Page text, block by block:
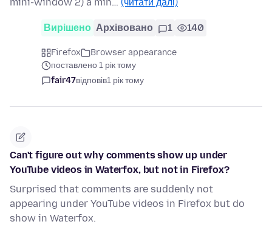
mini-window 2) a min… (читати далі)
Вирішено Архівовано 1 140
Firefox
Browser appearance
поставлено 1 рік тому
fair47відповів1 рік тому
Can't figure out why comments show up under
YouTube videos in Waterfox, but not in Firefox?
Surprised that comments are suddenly not
appearing under YouTube videos in Firefox but do
show in Waterfox.